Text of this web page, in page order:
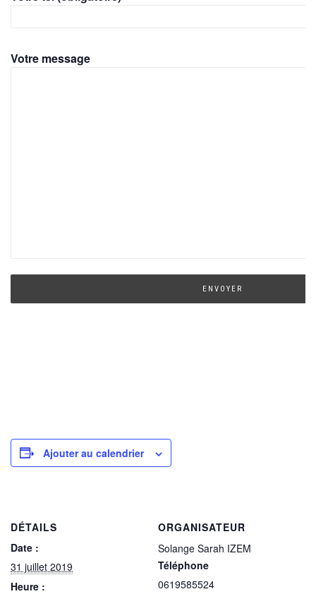
Votre message
Ajouter au calendrier
DÉTAILS
Date :
31 juillet 2019
Heure :
ORGANISATEUR
Solange Sarah IZEM
Téléphone
0619585524